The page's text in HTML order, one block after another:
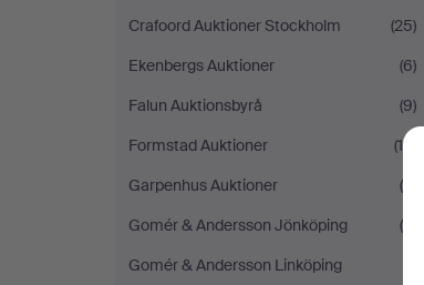
Crafoord Auktioner Stockholm
(25)
Ekenbergs Auktioner
(6)
Falun Auktionsbyrå
(9)
Formstad Auktioner
(14)
Garpenhus Auktioner
(5)
Gomér & Andersson Jönköping
(8)
Gomér & Andersson Linköping